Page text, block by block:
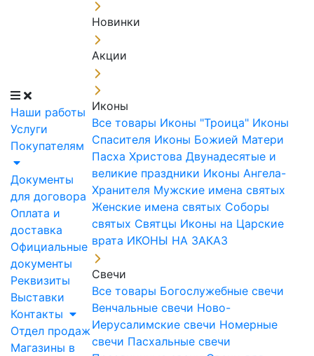
Наши работы
Услуги
Покупателям
Документы
для договора
Оплата и
доставка
Официальные
документы
Реквизиты
Выставки
Контакты
Отдел продаж
Магазины в
Новинки
Акции
Иконы
Все товары Иконы "Троица" Иконы
Спасителя Иконы Божией Матери
Пасха Христова Двунадесятые и
великие праздники Иконы Ангела-
Хранителя Мужские имена святых
Женские имена святых Соборы
святых Святцы Иконы на Царские
врата ИКОНЫ НА ЗАКАЗ
Свечи
Все товары Богослужебные свечи
Венчальные свечи Ново-
Иерусалимские свечи Номерные
свечи Пасхальные свечи